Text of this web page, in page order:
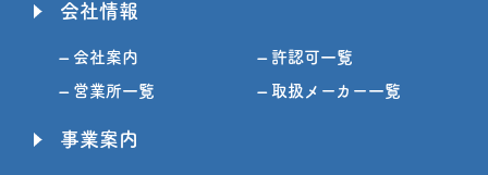
会社情報
– 会社案内 – 許認可一覧
– 営業所一覧 – 取扱メーカー一覧
事業案内